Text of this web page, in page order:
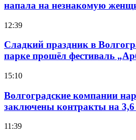
напала на незнакомую
12:39
Сладкий праздник в
парке прошёл фестиваль
15:10
Волгоградские компании
заключены контракты на
11:39